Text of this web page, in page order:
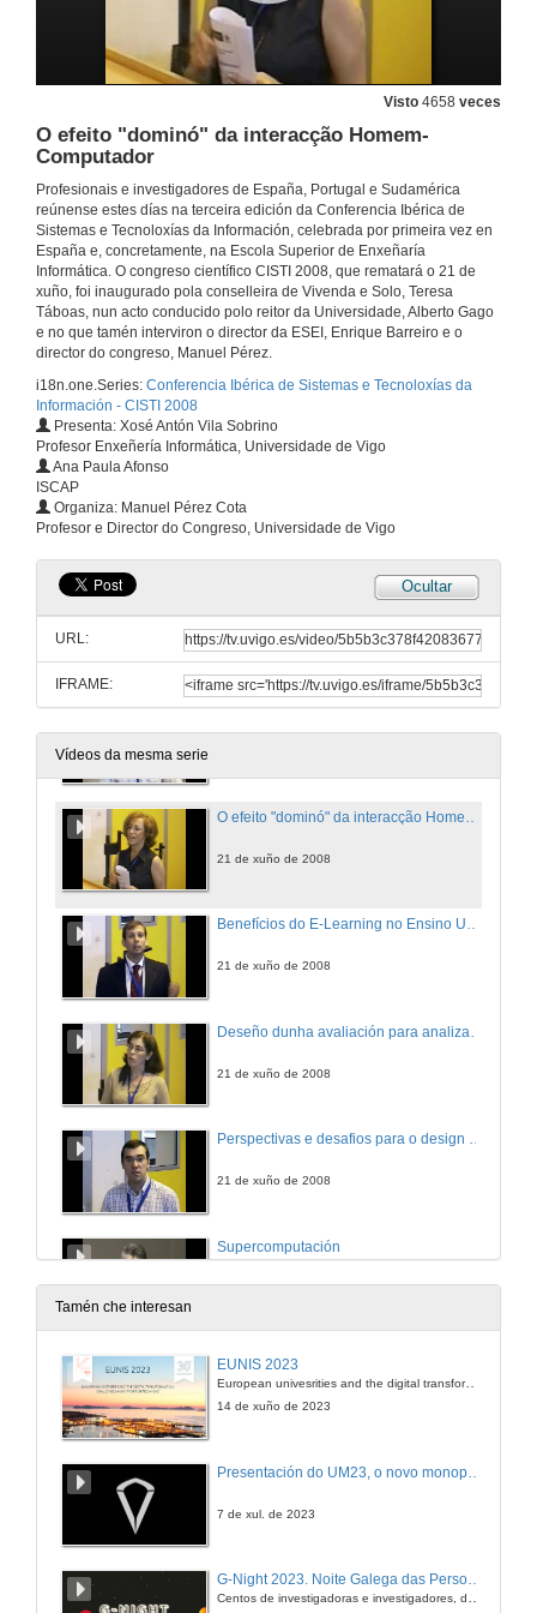
Visto 4658 veces
O efeito "dominó" da interacção Homem-
Computador
Profesionais e investigadores de España, Portugal e Sudamérica
reúnense estes días na terceira edición da Conferencia Ibérica de
Sistemas e Tecnoloxías da Información, celebrada por primeira vez en
España e, concretamente, na Escola Superior de Enxeñaría
Informática. O congreso científico CISTI 2008, que rematará o 21 de
xuño, foi inaugurado pola conselleira de Vivenda e Solo, Teresa
Táboas, nun acto conducido polo reitor da Universidade, Alberto Gago
e no que tamén interviron o director da ESEI, Enrique Barreiro e o
director do congreso, Manuel Pérez.
i18n.one.Series: Conferencia Ibérica de Sistemas e Tecnoloxías da
Información - CISTI 2008
Presenta: Xosé Antón Vila Sobrino
Profesor Enxeñería Informática, Universidade de Vigo
Ana Paula Afonso
ISCAP
Organiza: Manuel Pérez Cota
Profesor e Director do Congreso, Universidade de Vigo
Ocultar
URL:
IFRAME:
Vídeos da mesma serie
20 de xuño de 2008
Fast Intra-Patient 3D Registration Method for Pulmonary CT Exams
20 de xuño de 2008
Cataract Surgery Simulator Based On Finite Element Human Eye
20 de xuño de 2008
20 de xuño de 2008
RHRV: An R-based software package for heart rate variability analysis of ECG recordings
20 de xuño de 2008
Desempenho das Urgências Hospitalares. Gestão de Tempos
21 de xuño de 2008
Benefícios do E-Learning no Ensino Universitário
21 de xuño de 2008
21 de xuño de 2008
Perspectivas e desafios para o design instrucional: prefácio de uma simbiose perfeita
21 de xuño de 2008
Supercomputación
21 de xuño de 2008
Tamén che interesan
EUNIS 2023
European univesrities and the digital transformation: challenges and opportunities ahead
14 de xuño de 2023
7 de xul. de 2023
G-Night 2023. Noite Galega das Persoas Investigadoras. Conciencias creativas